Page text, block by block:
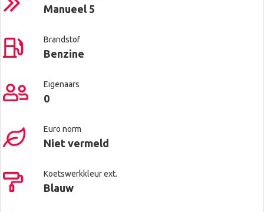
Manueel 5
Brandstof
Benzine
Eigenaars
0
Euro norm
Niet vermeld
Koetswerkkleur ext.
Blauw